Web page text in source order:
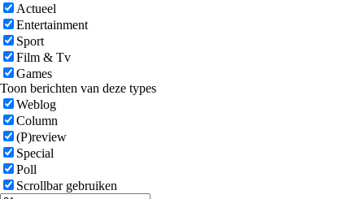
Actueel
Entertainment
Sport
Film & Tv
Games
Toon berichten van deze types
Weblog
Column
(P)review
Special
Poll
Scrollbar gebruiken